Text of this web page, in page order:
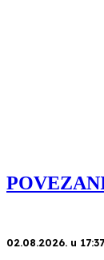
02.08.2026. u